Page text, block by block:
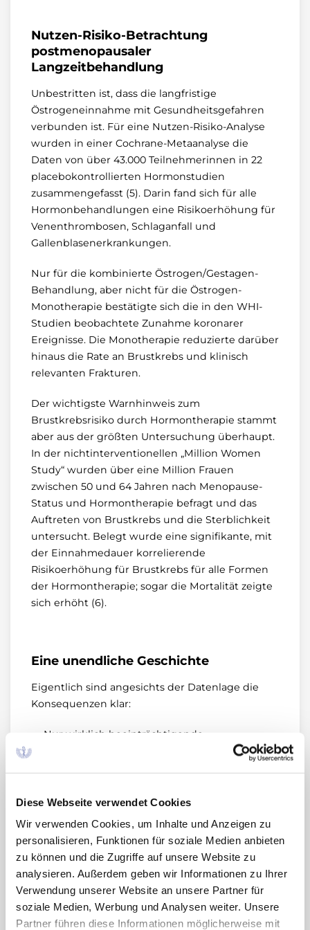
Diese Webseite verwendet Cookies
Wir verwenden Cookies, um Inhalte und Anzeigen zu
personalisieren, Funktionen für soziale Medien anbieten
zu können und die Zugriffe auf unsere Website zu
analysieren. Außerdem geben wir Informationen zu Ihrer
Verwendung unserer Website an unsere Partner für
soziale Medien, Werbung und Analysen weiter. Unsere
Partner führen diese Informationen möglicherweise mit
Nutzen-Risiko-Betrachtung
postmenopausaler
Langzeitbehandlung
Unbestritten ist, dass die langfristige
Östrogeneinnahme mit Gesundheitsgefahren
verbunden ist. Für eine Nutzen-Risiko-Analyse
wurden in einer Cochrane-Metaanalyse die
Daten von über 43.000 Teilnehmerinnen in 22
placebokontrollierten Hormonstudien
zusammengefasst (5). Darin fand sich für alle
Hormonbehandlungen eine Risikoerhöhung für
Venenthrombosen, Schlaganfall und
Gallenblasenerkrankungen.
Nur für die kombinierte Östrogen/Gestagen-
Behandlung, aber nicht für die Östrogen-
Monotherapie bestätigte sich die in den WHI-
Studien beobachtete Zunahme koronarer
Ereignisse. Die Monotherapie reduzierte darüber
hinaus die Rate an Brustkrebs und klinisch
relevanten Frakturen.
Der wichtigste Warnhinweis zum
Brustkrebsrisiko durch Hormontherapie stammt
aber aus der größten Untersuchung überhaupt.
In der nichtinterventionellen „Million Women
Study“ wurden über eine Million Frauen
zwischen 50 und 64 Jahren nach Menopause-
Status und Hormontherapie befragt und das
Auftreten von Brustkrebs und die Sterblichkeit
untersucht. Belegt wurde eine signifikante, mit
der Einnahmedauer korrelierende
Risikoerhöhung für Brustkrebs für alle Formen
der Hormontherapie; sogar die Mortalität zeigte
sich erhöht (6).
Eine unendliche Geschichte
Eigentlich sind angesichts der Datenlage die
Konsequenzen klar:
Nur wirklich beeinträchtigende
Wechseljahresbeschwerden systemisch
Hormonmangelbedingte Urogenitalprobleme
lokal behandeln (ob mit Hormonen oder
ohne, ist nach aktueller Studienlage weiter zu
untersuchen (7)).
Von Langzeiteinnahme grundsätzlich abraten.